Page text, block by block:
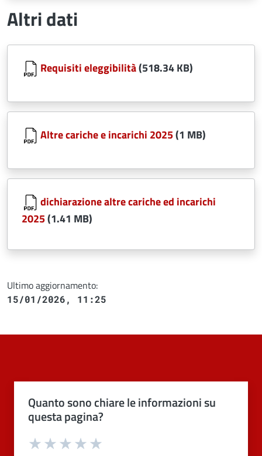
Altri dati
Document
Requisiti eleggibilità(518.34 KB)
Document
Altre cariche e incarichi 2025(1 MB)
Document
dichiarazione altre cariche ed incarichi
2025(1.41 MB)
Ultimo aggiornamento:
15/01/2026, 11:25
Quanto sono chiare le informazioni su
questa pagina?
Valuta 4 stelle su 5
Valuta 3 stelle su 5
Valuta 2 stelle su 5
Valuta 1 stelle su 5